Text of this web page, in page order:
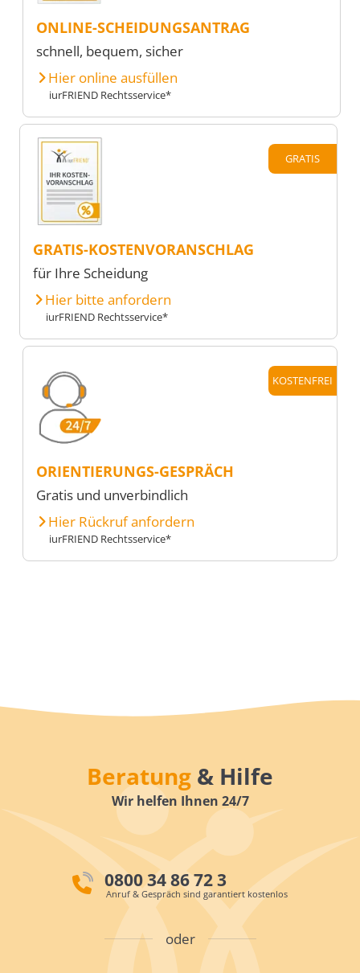
ONLINE-SCHEIDUNGSANTRAG
schnell, bequem, sicher
Hier online ausfüllen
iurFRIEND Rechtsservice*
GRATIS
GRATIS-KOSTENVORANSCHLAG
für Ihre Scheidung
Hier bitte anfordern
iurFRIEND Rechtsservice*
KOSTENFREI
ORIENTIERUNGS-GESPRÄCH
Gratis und unverbindlich
Hier Rückruf anfordern
iurFRIEND Rechtsservice*
Beratung & Hilfe
Wir helfen Ihnen 24/7
0800 34 86 72 3
Anruf & Gespräch sind garantiert kostenlos
oder